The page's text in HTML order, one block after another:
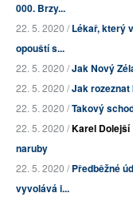
000. Brzy...
22. 5. 2020 /Lékař, který
opouští s...
22. 5. 2020 /Jak Nový
22. 5. 2020 /Jak
22. 5. 2020 /Takový
22. 5. 2020 /Karel Dolejší
naruby
22. 5. 2020 /Předběžné
vyvolává i...